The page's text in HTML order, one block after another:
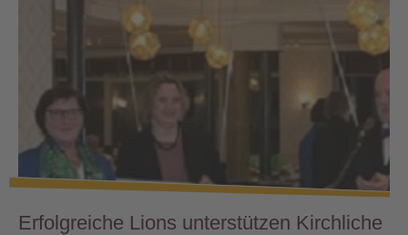
Erfolgreiche Lions unterstützen Kirchliche